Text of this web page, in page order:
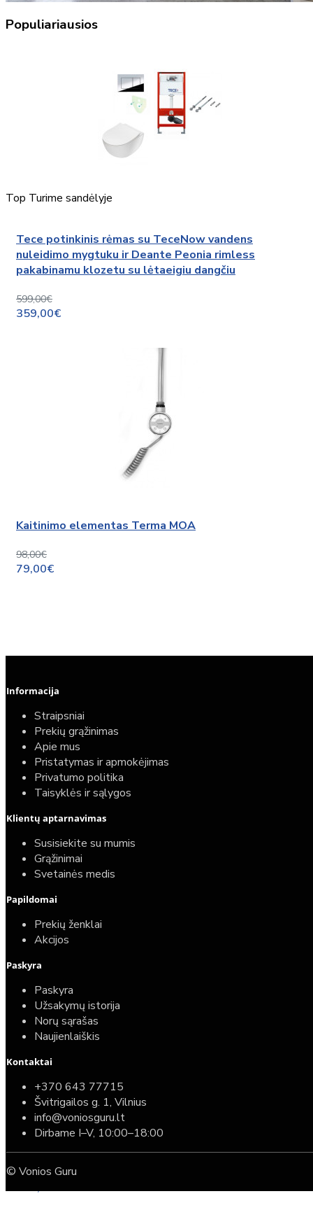
Populiariausios
Top Turime sandėlyje
Tece potinkinis rėmas su TeceNow vandens
nuleidimo mygtuku ir Deante Peonia rimless
pakabinamu klozetu su lėtaeigiu dangčiu
599,00€
359,00€
Kaitinimo elementas Terma MOA
98,00€
79,00€
Elektrinio gyvatuko paruošimo paslauga
40,00€
25,00€
Komplektas: Tece potinkinis WC rėmas su baltu
mygtuku + Deante Peonia Rimless klozetas su
587,00€
389,00€
Informacija
Straipsniai
Prekių grąžinimas
Apie mus
Pristatymas ir apmokėjimas
Privatumo politika
Taisyklės ir sąlygos
Klientų aptarnavimas
Susisiekite su mumis
Grąžinimai
Svetainės medis
Papildomai
Prekių ženklai
Akcijos
Paskyra
Paskyra
Užsakymų istorija
Norų sąrašas
Naujienlaiškis
Kontaktai
+370 643 77715
Švitrigailos g. 1, Vilnius
info@voniosguru.lt
Dirbame I–V, 10:00–18:00
© Vonios Guru